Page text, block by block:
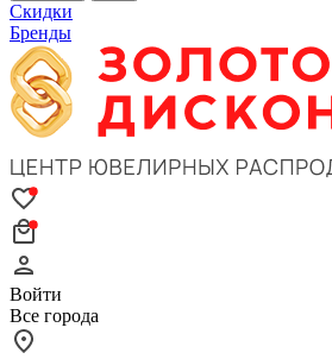
Скидки
Бренды
Войти
Все города